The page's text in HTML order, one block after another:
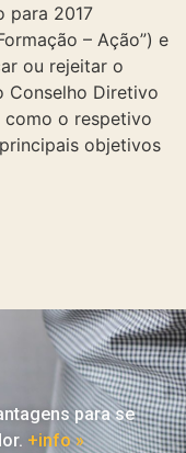
para 2017
– Ação”) e
ou rejeitar o
Conselho Diretivo
o respetivo
objetivos
para se
+info »